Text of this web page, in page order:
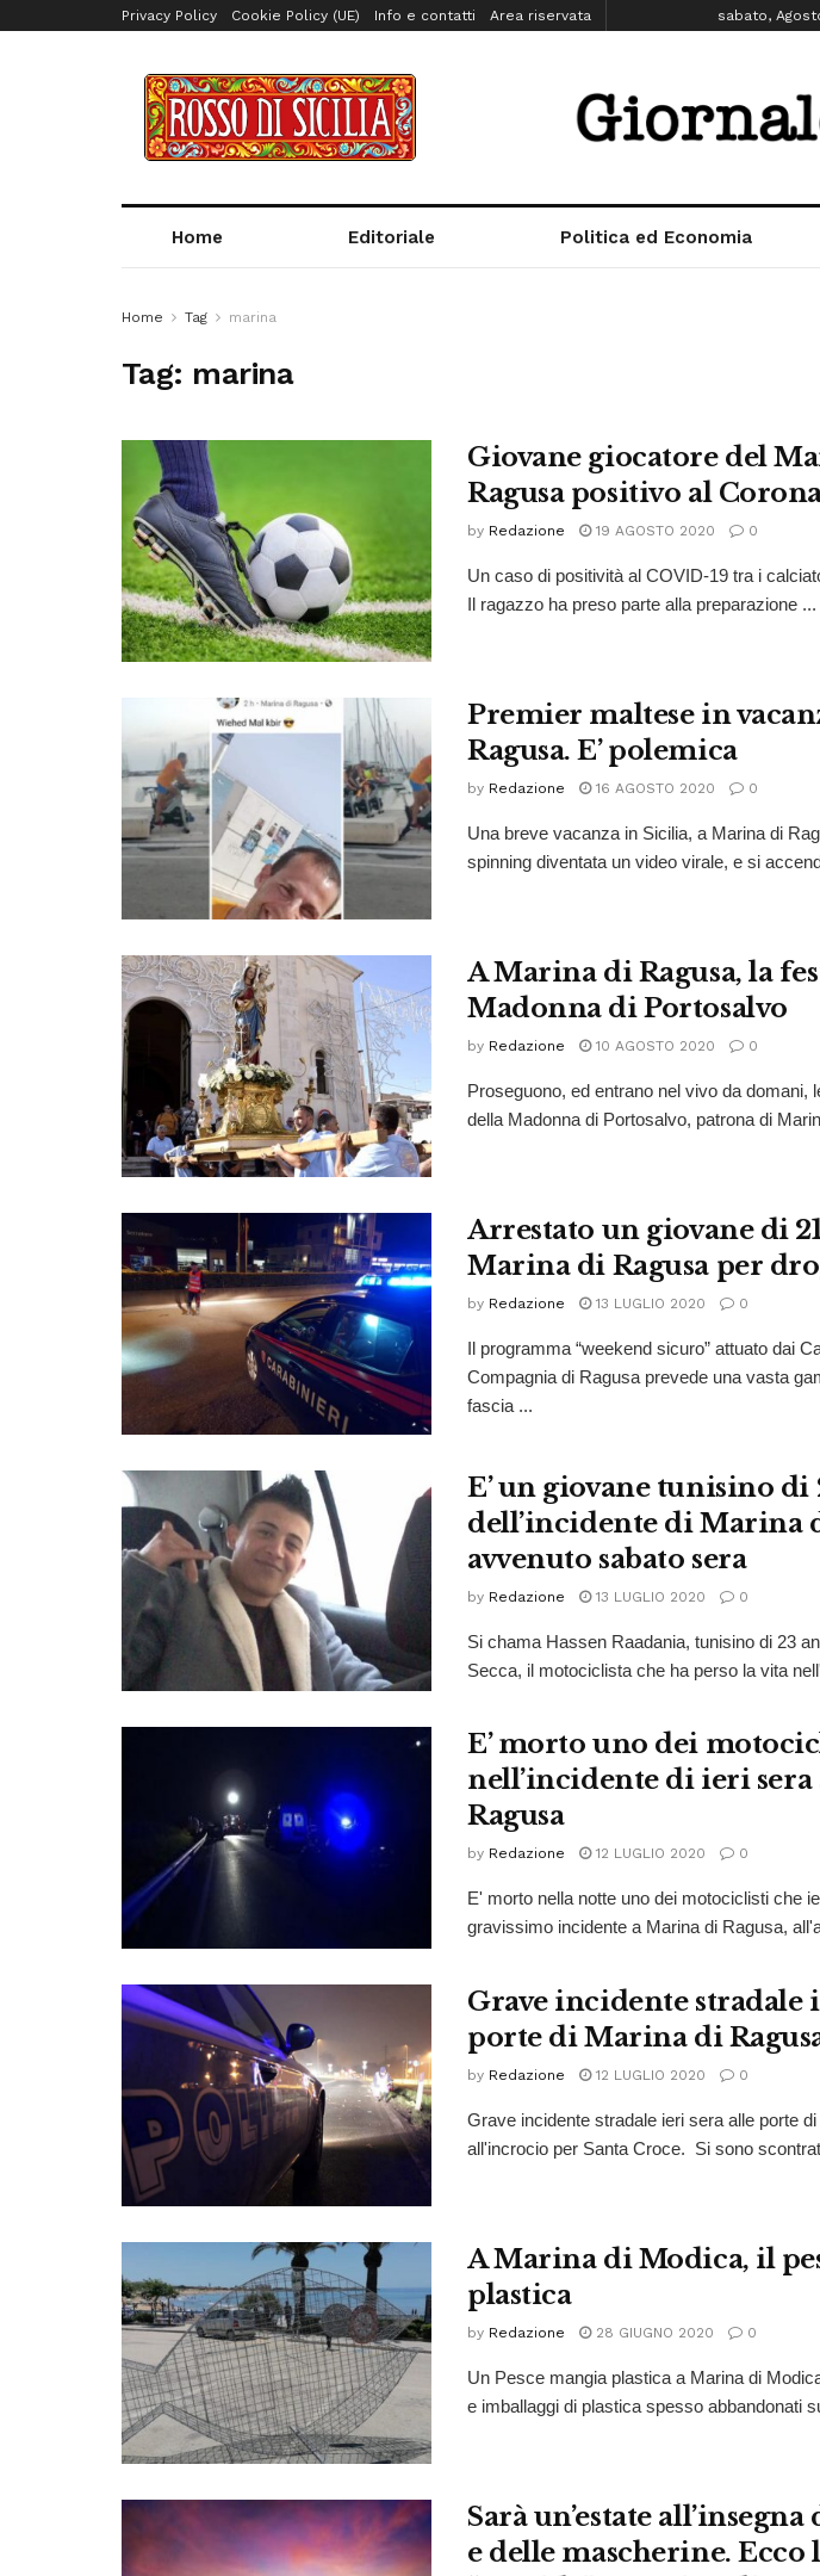
Privacy Policy Cookie Policy (UE) Info e contatti Area riservata sabato,
Home Editoriale Politica ed Economia
Home Tag marina
Tag: marina
Giovane giocatore del
Ragusa positivo al
by Redazione 19 AGOSTO 2020 0
Un caso di positività al COVID-19 tra i
Il ragazzo ha preso parte alla preparazione ...
Premier maltese in
Ragusa. E’ polemica
by Redazione 16 AGOSTO 2020 0
Una breve vacanza in Sicilia, a Marina di
spinning diventata un video virale, e si
A Marina di Ragusa, la
Madonna di Portosalvo
by Redazione 10 AGOSTO 2020 0
Proseguono, ed entrano nel vivo da domani,
della Madonna di Portosalvo, patrona di
Arrestato un giovane di
Marina di Ragusa per
by Redazione 13 LUGLIO 2020 0
Il programma “weekend sicuro” attuato dai
Compagnia di Ragusa prevede una vasta
fascia ...
E’ un giovane tunisino
dell’incidente di Marina
avvenuto sabato sera
by Redazione 13 LUGLIO 2020 0
Si chama Hassen Raadania, tunisino di 23
Secca, il motociclista che ha perso la vita
E’ morto uno dei
nell’incidente di ieri
Ragusa
by Redazione 12 LUGLIO 2020 0
E' morto nella notte uno dei motociclisti che
gravissimo incidente a Marina di Ragusa,
Grave incidente stradale
porte di Marina di
by Redazione 12 LUGLIO 2020 0
Grave incidente stradale ieri sera alle porte
all'incrocio per Santa Croce. Si sono
A Marina di Modica, il
plastica
by Redazione 28 GIUGNO 2020 0
Un Pesce mangia plastica a Marina di
e imballaggi di plastica spesso abbandonati
Sarà un’estate
e delle mascherine. Ecco